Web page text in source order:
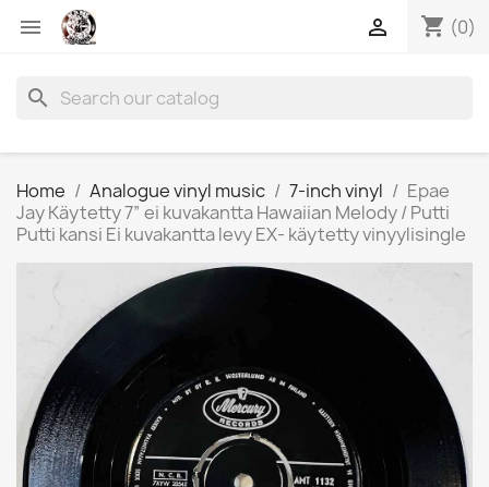
 shopping_cart (0)

search
Home Analogue vinyl music 7-inch vinyl
Epae
Jay Käytetty 7” ei kuvakantta Hawaiian Melody / Putti
Putti kansi Ei kuvakantta levy EX- käytetty vinyylisingle